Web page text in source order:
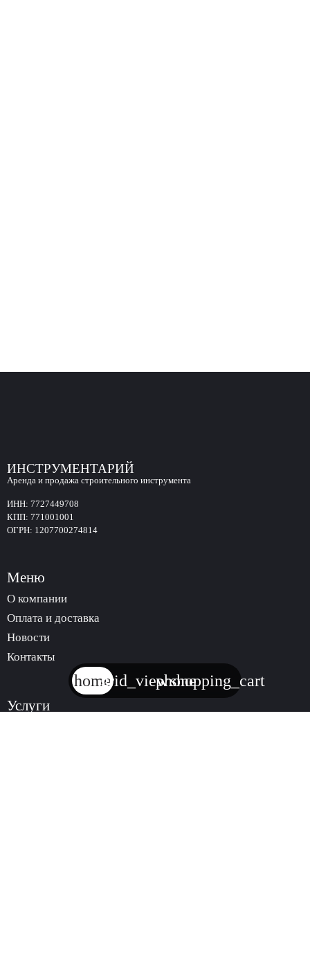
ИНСТРУМЕНТАРИЙ
Аренда и продажа строительного инструмента
ИНН: 7727449708
КПП: 771001001
ОГРН: 1207700274814
Меню
О компании
Оплата и доставка
Новости
Контакты
Услуги
homegrid_viewphone
shopping_cart